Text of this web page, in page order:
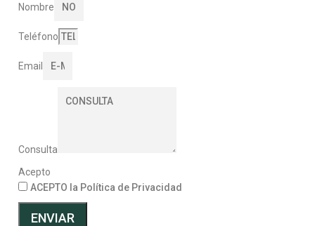
Nombre
Teléfono
Email
Consulta
Acepto
ACEPTO la Política de Privacidad
ENVIAR